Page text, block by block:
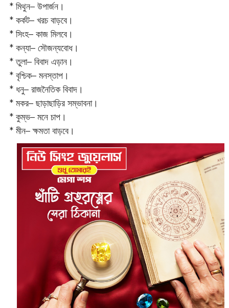
* মিথুন– উপার্জন।
* কর্কট– খরচ বাড়বে।
* সিংহ– কাজ মিলবে।
* কন্যা– সৌজন্যবোধ।
* তুলা– বিবাদ এড়ান।
* বৃশ্চিক– মনস্তাপ।
* ধনু– রাজনৈতিক বিবাদ।
* মকর– ছাড়াছাড়ির সম্ভাবনা।‌
* কুম্ভ– মনে চাপ।
* মীন– ক্ষমতা বাড়বে।‌‌‌‌‌‌‌‌‌‌‌‌‌‌‌‌‌‌‌‌‌‌‌‌‌‌‌‌‌‌‌‌‌‌‌‌‌‌‌‌‌‌‌‌‌‌‌‌